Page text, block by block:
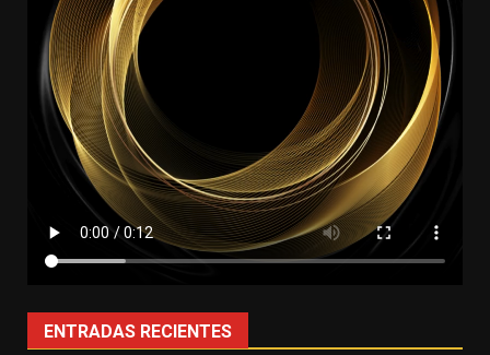
ENTRADAS RECIENTES